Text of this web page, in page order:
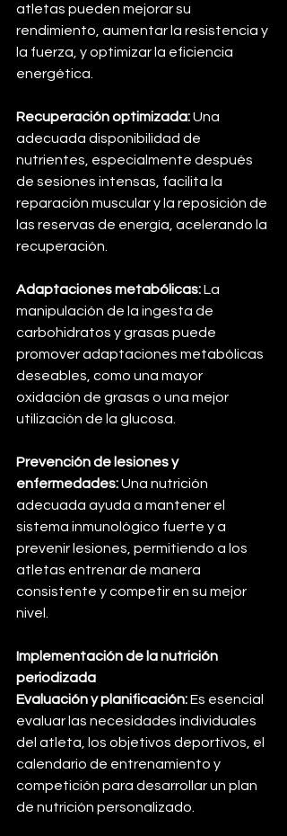
atletas pueden mejorar su
rendimiento, aumentar la resistencia y
la fuerza, y optimizar la eficiencia
energética.
Recuperación optimizada: Una
adecuada disponibilidad de
nutrientes, especialmente después
de sesiones intensas, facilita la
reparación muscular y la reposición de
las reservas de energía, acelerando la
recuperación.
Adaptaciones metabólicas: La
manipulación de la ingesta de
carbohidratos y grasas puede
promover adaptaciones metabólicas
deseables, como una mayor
oxidación de grasas o una mejor
utilización de la glucosa.
Prevención de lesiones y
enfermedades: Una nutrición
adecuada ayuda a mantener el
sistema inmunológico fuerte y a
prevenir lesiones, permitiendo a los
atletas entrenar de manera
consistente y competir en su mejor
nivel.
Implementación de la nutrición
periodizada
Evaluación y planificación: Es esencial
evaluar las necesidades individuales
del atleta, los objetivos deportivos, el
calendario de entrenamiento y
competición para desarrollar un plan
de nutrición personalizado.